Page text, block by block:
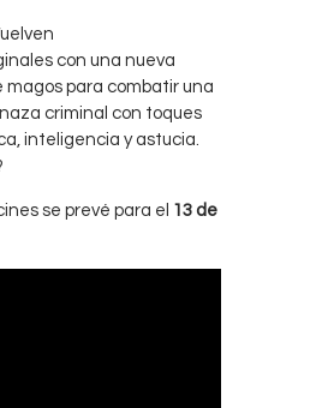
con una nueva
magos para combatir una
criminal con toques
inteligencia y astucia.
se prevé para el 13 de